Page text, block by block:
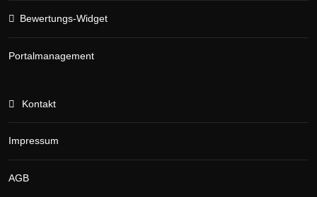
Bewertungs-Widget
Portalmanagement
Kontakt
Impressum
AGB